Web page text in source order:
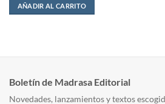
AÑADIR AL CARRITO
Boletín de Madrasa Editorial
Novedades, lanzamientos y textos